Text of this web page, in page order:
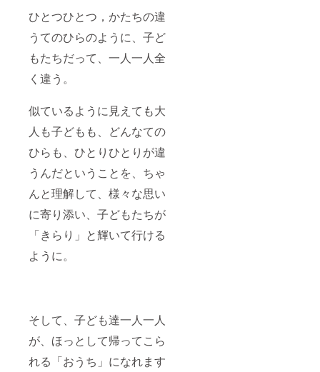
ひとつひとつ，かたちの違
うてのひらのように、子ど
もたちだって、一人一人全
く違う。
似ているように見えても大
人も子どもも、どんなての
ひらも、ひとりひとりが違
うんだということを、ちゃ
んと理解して、様々な思い
に寄り添い、子どもたちが
「きらり」と輝いて行ける
ように。
そして、子ども達一人一人
が、ほっとして帰ってこら
れる「おうち」になれます